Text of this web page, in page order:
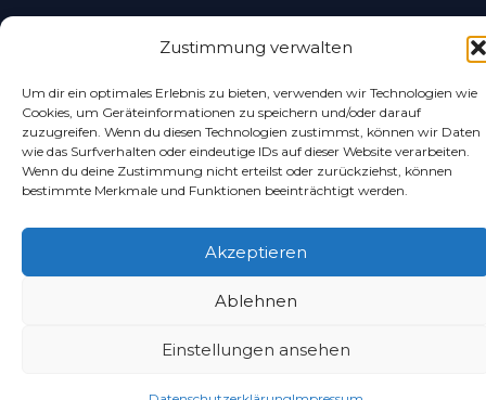
Zustimmung verwalten
Um dir ein optimales Erlebnis zu bieten, verwenden wir Technologien wie
Cookies, um Geräteinformationen zu speichern und/oder darauf
zuzugreifen. Wenn du diesen Technologien zustimmst, können wir Daten
wie das Surfverhalten oder eindeutige IDs auf dieser Website verarbeiten.
Wenn du deine Zustimmung nicht erteilst oder zurückziehst, können
bestimmte Merkmale und Funktionen beeinträchtigt werden.
Akzeptieren
Ablehnen
Einstellungen ansehen
Copyright © 2024 – Schaumburger Nachrichten
Verlagsgesellschaft mbH & Co. KG
Datenschutzerklärung
Impressum